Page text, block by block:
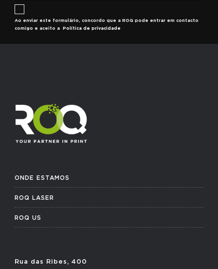
Ao enviar este formulário, concordo que a ROQ pode entrar em contacto
comigo e aceito a
Política de privacidade
ONDE ESTAMOS
ROQ LASER
ROQ US
Rua das Ribes, 400